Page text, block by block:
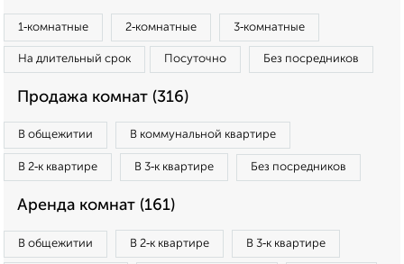
1‑комнатные 2‑комнатные 3‑комнатные
На длительный срок Посуточно Без посредников
Продажа комнат (316)
В общежитии В коммунальной квартире
В 2‑к квартире В 3‑к квартире Без посредников
Аренда комнат (161)
В общежитии В 2‑к квартире В 3‑к квартире